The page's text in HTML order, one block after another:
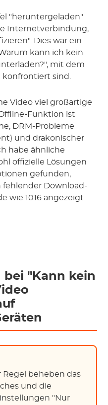
"heruntergeladen"
Internetverbindung,
Dies war ein
kann ich kein
mit dem
konfrontiert sind.
Video viel großartige
Funktion ist
DRM-Probleme
und drakonischer
habe ähnliche
offizielle Lösungen
gefunden,
fehlender Download-
wie 1016 angezeigt
bei "Kann kein
Regel beheben das
und die
"Nur